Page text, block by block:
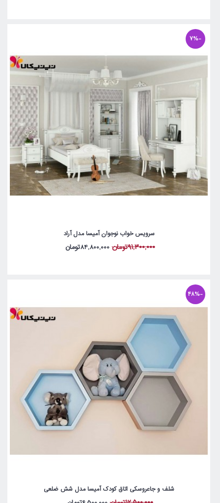
-7%
سرویس خواب نوجوان آمیسا مدل آراد
91,300,000تومان 84,800,000تومان
-48%
شلف و جاعروسکی اتاق کودک آمیسا مدل شش ضلعی